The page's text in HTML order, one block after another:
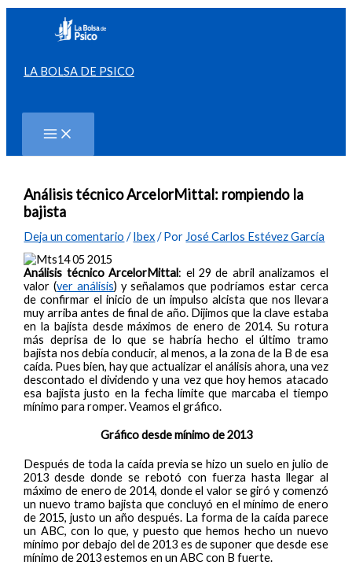
contenido
LA BOLSA DE PSICO
Análisis técnico ArcelorMittal: rompiendo la
bajista
Deja un comentario /Ibex/ Por José Carlos Estévez García
Análisis técnico ArcelorMittal: el 29 de abril analizamos el
valor (ver análisis) y señalamos que podríamos estar cerca
de confirmar el inicio de un impulso alcista que nos llevara
muy arriba antes de final de año. Dijimos que la clave estaba
en la bajista desde máximos de enero de 2014. Su rotura
más deprisa de lo que se habría hecho el último tramo
bajista nos debía conducir, al menos, a la zona de la B de esa
caída. Pues bien, hay que actualizar el análisis ahora, una vez
descontado el dividendo y una vez que hoy hemos atacado
esa bajista justo en la fecha límite que marcaba el tiempo
mínimo para romper. Veamos el gráfico.
Gráfico desde mínimo de 2013
Después de toda la caída previa se hizo un suelo en julio de
2013 desde donde se rebotó con fuerza hasta llegar al
máximo de enero de 2014, donde el valor se giró y comenzó
un nuevo tramo bajista que concluyó en el mínimo de enero
de 2015, justo un año después. La forma de la caída parece
un ABC, con lo que, y puesto que hemos hecho un nuevo
mínimo por debajo del de 2013 es de suponer que desde ese
mínimo de 2013 estemos en un ABC con B fuerte.